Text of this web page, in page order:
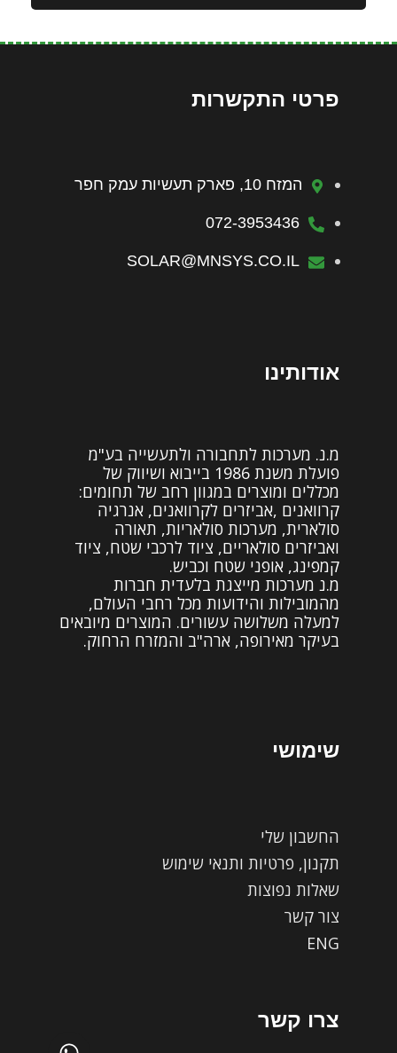
פרטי התקשרות
המזח 10, פארק תעשיות עמק חפר
072-3953436
SOLAR@MNSYS.CO.IL
אודותינו
מ.נ. מערכות לתחבורה ולתעשייה בע"מ
פועלת משנת 1986 בייבוא ושיווק של
מכללים ומוצרים במגוון רחב של תחומים:
קרוואנים ,אביזרים לקרוואנים, אנרגיה
סולארית, מערכות סולאריות, תאורה
ואביזרים סולאריים, ציוד לרכבי שטח, ציוד
קמפינג, אופני שטח וכביש.
מ.נ מערכות מייצגת בלעדית חברות
מהמובילות והידועות מכל רחבי העולם,
למעלה משלושה עשורים. המוצרים מיובאים
בעיקר מאירופה, ארה"ב והמזרח הרחוק.
שימושי
החשבון שלי
תקנון, פרטיות ותנאי שימוש
שאלות נפוצות
צור קשר
ENG
צרו קשר